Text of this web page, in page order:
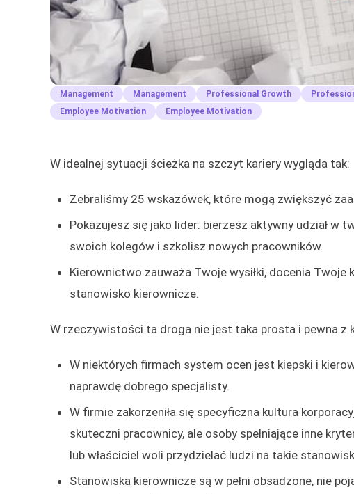
Management Management Professional Growth
Employee Motivation
Employee Motivation
W idealnej sytuacji ścieżka na szczyt kariery wygląda tak:
Zebraliśmy 25 wskazówek, które mogą zwiększyć
Pokazujesz się jako lider: bierzesz aktywny udział
swoich kolegów i szkolisz nowych pracowników.
Kierownictwo zauważa Twoje wysiłki, docenia
stanowisko kierownicze.
W rzeczywistości ta droga nie jest taka prosta i pewna z
W niektórych firmach system ocen jest kiepski i
naprawdę dobrego specjalisty.
W firmie zakorzeniła się specyficzna kultura
skuteczni pracownicy, ale osoby spełniające inne
lub właściciel woli przydzielać ludzi na takie
Stanowiska kierownicze są w pełni obsadzone, nie